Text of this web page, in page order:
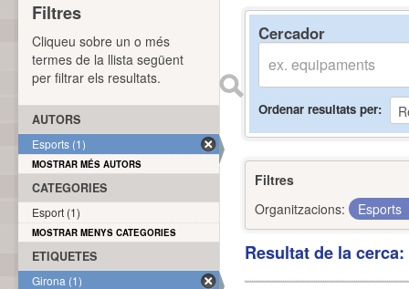
Cercador
Ordenar resultats per
Filtres
Organitzacions:
Esports
Resultat de la
Filtres
Cliqueu sobre un o més
termes de la llista següent
per filtrar els resultats.
AUTORS
Esports (1)
MOSTRAR MÉS AUTORS
CATEGORIES
Esport (1)
MOSTRAR MENYS CATEGORIES
ETIQUETES
Girona (1)